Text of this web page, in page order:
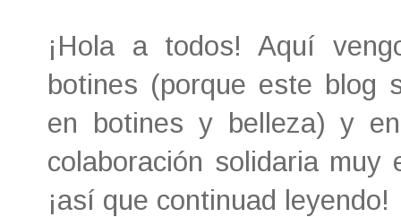
¡Hola a todos! Aquí
botines (porque este blog
en botines y belleza) y
colaboración solidaria muy
¡así que continuad leyendo!